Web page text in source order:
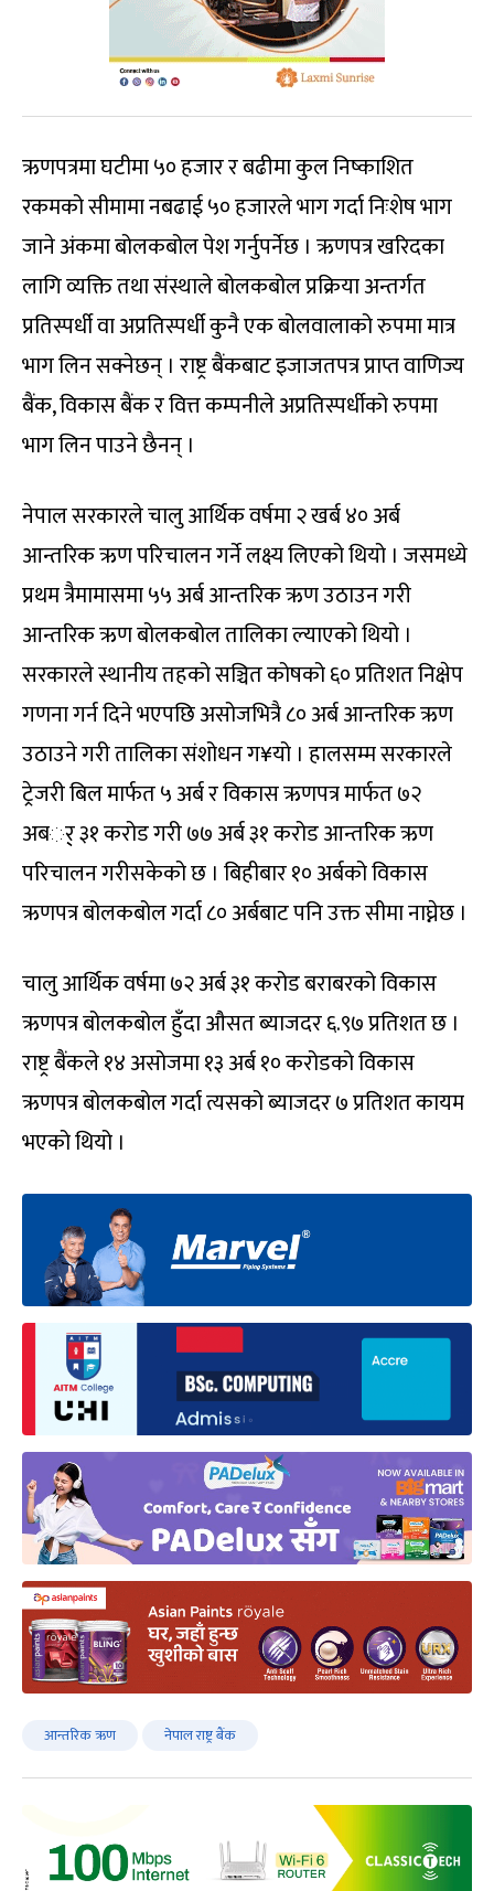
ऋणपत्रमा घटीमा ५० हजार र बढीमा कुल निष्काशित
रकमको सीमामा नबढाई ५० हजारले भाग गर्दा निःशेष भाग
जाने अंकमा बोलकबोल पेश गर्नुपर्नेछ । ऋणपत्र खरिदका
लागि व्यक्ति तथा संस्थाले बोलकबोल प्रक्रिया अन्तर्गत
प्रतिस्पर्धी वा अप्रतिस्पर्धी कुनै एक बोलवालाको रुपमा मात्र
भाग लिन सक्नेछन् । राष्ट्र बैंकबाट इजाजतपत्र प्राप्त वाणिज्य
बैंक, विकास बैंक र वित्त कम्पनीले अप्रतिस्पर्धीको रुपमा
भाग लिन पाउने छैनन् ।
नेपाल सरकारले चालु आर्थिक वर्षमा २ खर्ब ४० अर्ब
आन्तरिक ऋण परिचालन गर्ने लक्ष्य लिएको थियो । जसमध्ये
प्रथम त्रैमामासमा ५५ अर्ब आन्तरिक ऋण उठाउन गरी
आन्तरिक ऋण बोलकबोल तालिका ल्याएको थियो ।
सरकारले स्थानीय तहको सञ्चित कोषको ६० प्रतिशत निक्षेप
गणना गर्न दिने भएपछि असोजभित्रै ८० अर्ब आन्तरिक ऋण
उठाउने गरी तालिका संशोधन ग¥यो । हालसम्म सरकारले
ट्रेजरी बिल मार्फत ५ अर्ब र विकास ऋणपत्र मार्फत ७२
अबर्् ३१ करोड गरी ७७ अर्ब ३१ करोड आन्तरिक ऋण
परिचालन गरीसकेको छ । बिहीबार १० अर्बको विकास
ऋणपत्र बोलकबोल गर्दा ८० अर्बबाट पनि उक्त सीमा नाघ्नेछ ।
चालु आर्थिक वर्षमा ७२ अर्ब ३१ करोड बराबरको विकास
ऋणपत्र बोलकबोल हुँदा औसत ब्याजदर ६.९७ प्रतिशत छ ।
राष्ट्र बैंकले १४ असोजमा १३ अर्ब १० करोडको विकास
ऋणपत्र बोलकबोल गर्दा त्यसको ब्याजदर ७ प्रतिशत कायम
भएको थियो ।
आन्तरिक ऋण नेपाल राष्ट्र बैंक